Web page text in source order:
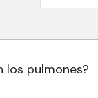
los pulmones?